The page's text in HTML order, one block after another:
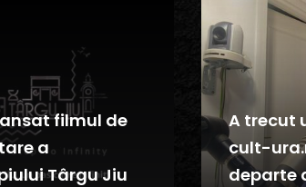
filmul de
a
Târgu Jiu
A trecut
cult-
departe